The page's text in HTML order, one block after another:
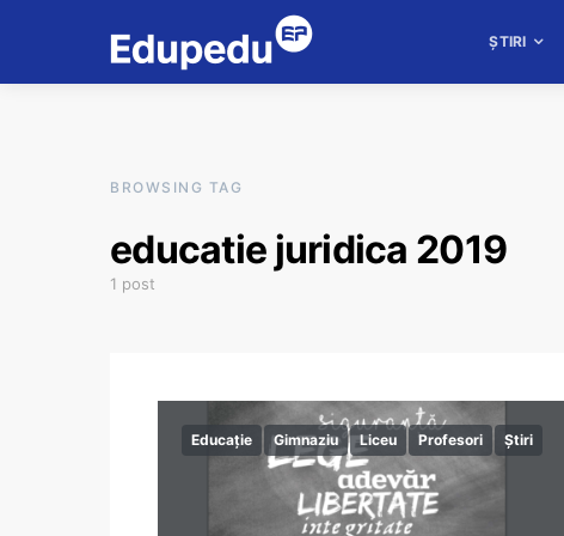
ȘTIRI
BROWSING TAG
educatie juridica 2019
1 post
Educație Gimnaziu Liceu Profesori Știri